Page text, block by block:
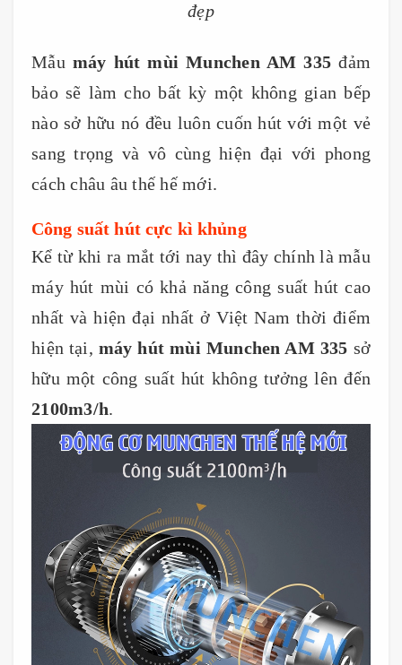
đẹp
Mẫu máy hút mùi Munchen AM 335 đảm
bảo sẽ làm cho bất kỳ một không gian bếp
nào sở hữu nó đều luôn cuốn hút với một vẻ
sang trọng và vô cùng hiện đại với phong
cách châu âu thế hế mới.
Công suất hút cực kì khủng
Kể từ khi ra mắt tới nay thì đây chính là mẫu
máy hút mùi có khả năng công suất hút cao
nhất và hiện đại nhất ở Việt Nam thời điểm
hiện tại, máy hút mùi Munchen AM 335 sở
hữu một công suất hút không tưởng lên đến
2100m3/h.